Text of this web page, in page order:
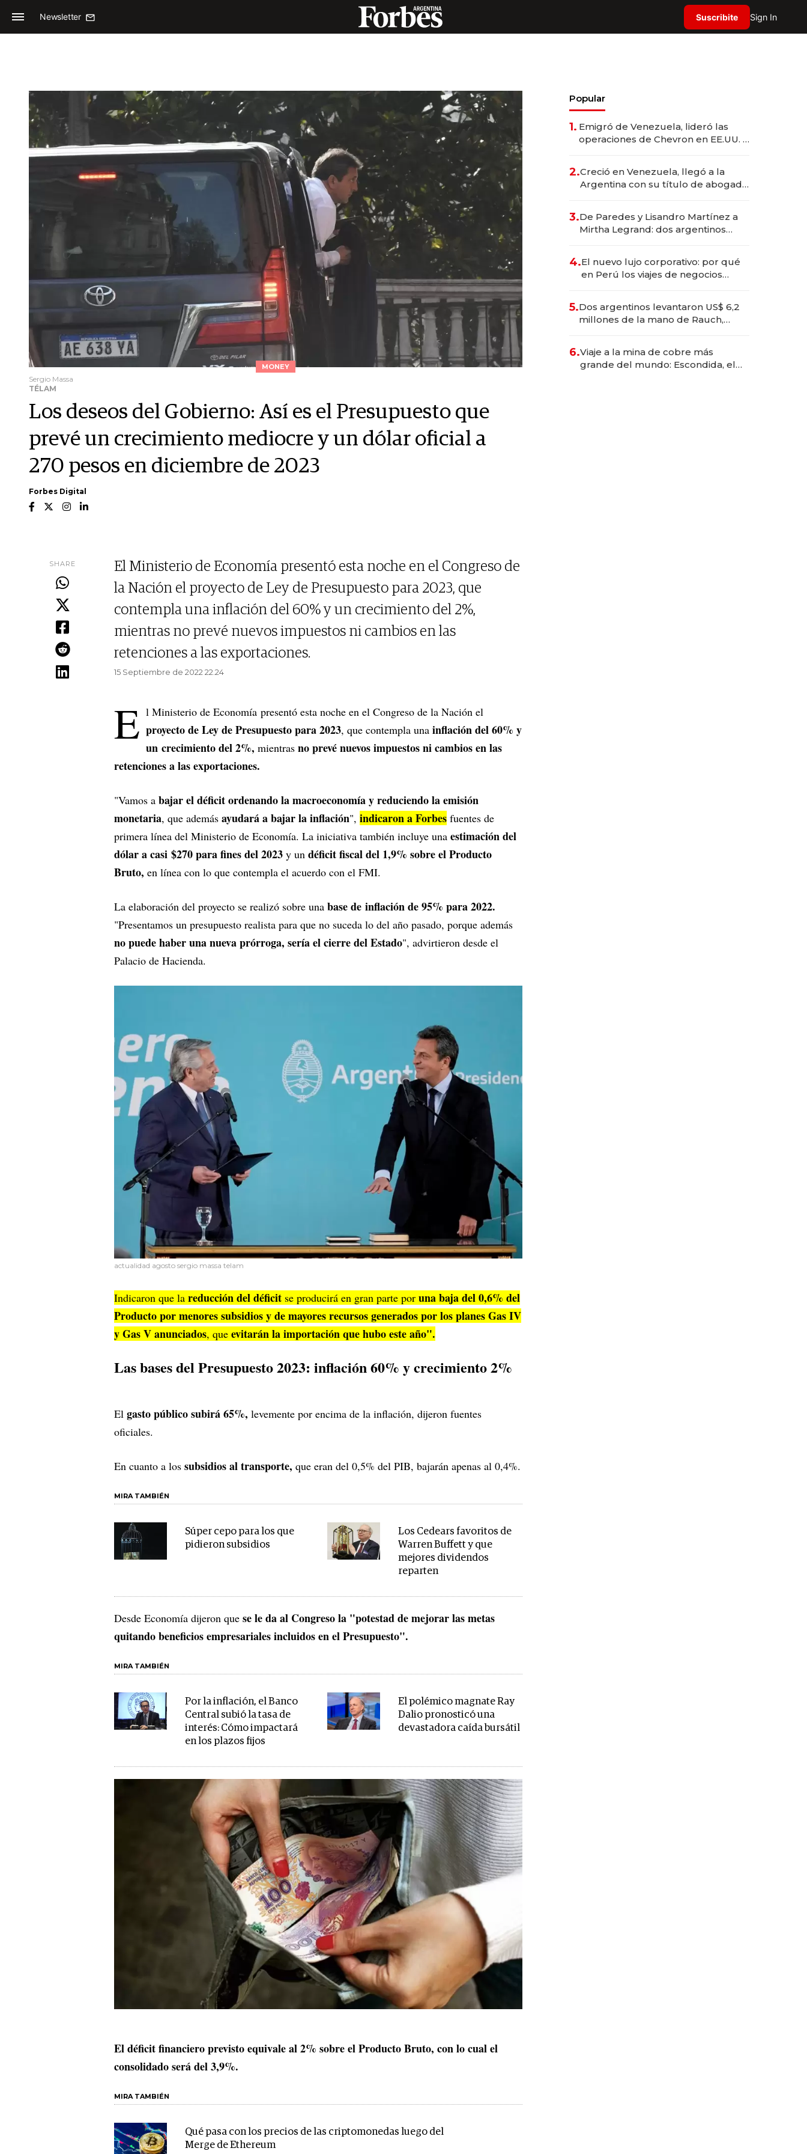
Newsletter Suscribite Sign In
MONEY
Sergio Massa
TÉLAM
Los deseos del Gobierno: Así es el Presupuesto que
prevé un crecimiento mediocre y un dólar oficial a
270 pesos en diciembre de 2023
Forbes Digital
SHARE
El Ministerio de Economía presentó esta noche en el Congreso de
la Nación el proyecto de Ley de Presupuesto para 2023, que
contempla una inflación del 60% y un crecimiento del 2%,
mientras no prevé nuevos impuestos ni cambios en las
retenciones a las exportaciones.
15 Septiembre de 2022 22.24
E l Ministerio de Economía presentó esta noche en el Congreso de la Nación el
proyecto de Ley de Presupuesto para 2023, que contempla una inflación del 60% y
un crecimiento del 2%, mientras no prevé nuevos impuestos ni cambios en las
retenciones a las exportaciones.
"Vamos a bajar el déficit ordenando la macroeconomía y reduciendo la emisión
monetaria, que además ayudará a bajar la inflación", indicaron a Forbes fuentes de
primera línea del Ministerio de Economía. La iniciativa también incluye una estimación del
dólar a casi $270 para fines del 2023 y un déficit fiscal del 1,9% sobre el Producto
Bruto, en línea con lo que contempla el acuerdo con el FMI.
La elaboración del proyecto se realizó sobre una base de inflación de 95% para 2022.
"Presentamos un presupuesto realista para que no suceda lo del año pasado, porque además
no puede haber una nueva prórroga, sería el cierre del Estado", advirtieron desde el
Palacio de Hacienda.
actualidad agosto sergio massa telam
Indicaron que la reducción del déficit se producirá en gran parte por una baja del 0,6% del
Producto por menores subsidios y de mayores recursos generados por los planes Gas IV
y Gas V anunciados, que evitarán la importación que hubo este año".
Las bases del Presupuesto 2023: inflación 60% y crecimiento 2%
El gasto público subirá 65%, levemente por encima de la inflación, dijeron fuentes
oficiales.
En cuanto a los subsidios al transporte, que eran del 0,5% del PIB, bajarán apenas al 0,4%.
MIRA TAMBIÉN
Súper cepo para los que
pidieron subsidios
Los Cedears favoritos de
Warren Buffett y que
mejores dividendos
reparten
Desde Economía dijeron que se le da al Congreso la "potestad de mejorar las metas
quitando beneficios empresariales incluidos en el Presupuesto".
MIRA TAMBIÉN
Por la inflación, el Banco
Central subió la tasa de
interés: Cómo impactará
en los plazos fijos
El polémico magnate Ray
Dalio pronosticó una
devastadora caída bursátil
El déficit financiero previsto equivale al 2% sobre el Producto Bruto, con lo cual el
consolidado será del 3,9%.
MIRA TAMBIÉN
Qué pasa con los precios de las criptomonedas luego del
Merge de Ethereum
Popular
1. Emigró de Venezuela, lideró las
operaciones de Chevron en EE.UU. y
2.Creció en Venezuela, llegó a la
Argentina con su título de abogado
marcas "fast premium"
3.De Paredes y Lisandro Martínez a
Mirtha Legrand: dos argentinos
4.El nuevo lujo corporativo: por qué
en Perú los viajes de negocios
transformadoras
5.Dos argentinos levantaron US$ 6,2
millones de la mano de Rauch,
6.Viaje a la mina de cobre más
grande del mundo: Escondida, el